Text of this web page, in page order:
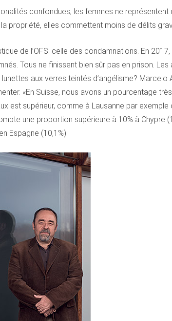
confondues, les femmes ne
propriété, elles commettent moins de délits
de l’OFS: celle des condamnations. En
Tous ne finissent bien sûr pas en prison.
aux verres teintés d’angélisme?
«En Suisse, nous avons un pourcentage
est supérieur, comme à Lausanne par
une proportion supérieure à 10% à Chypre
Espagne (10,1%).